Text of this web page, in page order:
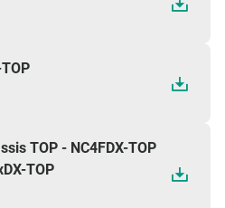
TOP - NC4FDX-TOP
TOP